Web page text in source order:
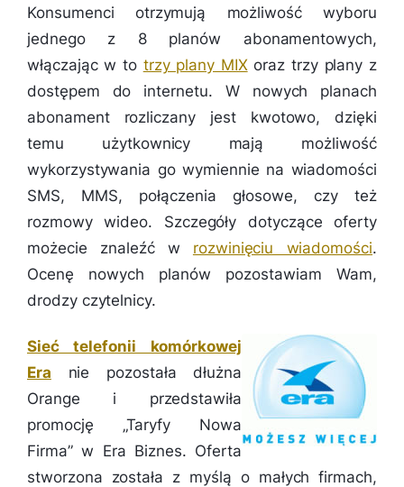
Konsumenci otrzymują możliwość wyboru
jednego z 8 planów abonamentowych,
włączając w to trzy plany MIXoraz trzy plany z
dostępem do internetu. W nowych planach
abonament rozliczany jest kwotowo, dzięki
temu użytkownicy mają możliwość
wykorzystywania go wymiennie na wiadomości
SMS, MMS, połączenia głosowe, czy też
rozmowy wideo. Szczegóły dotyczące oferty
możecie znaleźć w rozwinięciu wiadomości.
Ocenę nowych planów pozostawiam Wam,
drodzy czytelnicy.
Sieć telefonii komórkowej
Era nie pozostała dłużna
Orange i przedstawiła
promocję „Taryfy Nowa
Firma” w Era Biznes. Oferta
stworzona została z myślą o małych firmach,